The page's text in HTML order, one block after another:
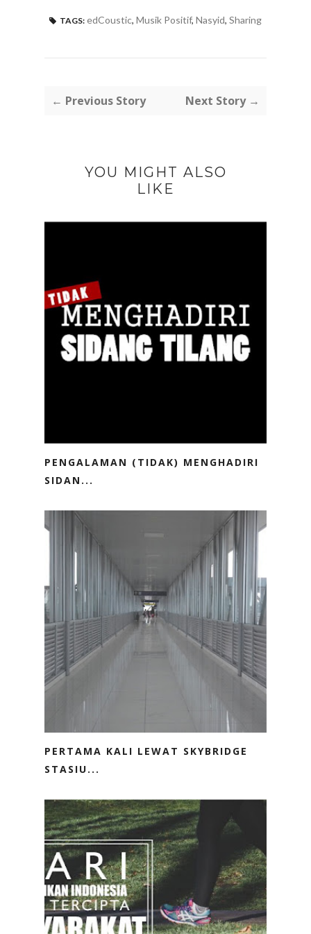
TAGS: edCoustic, Musik Positif, Nasyid, Sharing
← Previous Story Next Story →
YOU MIGHT ALSO
LIKE
PENGALAMAN (TIDAK) MENGHADIRI
SIDAN...
PERTAMA KALI LEWAT SKYBRIDGE
STASIU...